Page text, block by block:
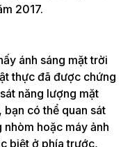
2017.
ánh sáng mặt trời
thực đã được chứng
năng lượng mặt
có thể quan sát
hoặc máy ảnh
biệt ở phía trước,